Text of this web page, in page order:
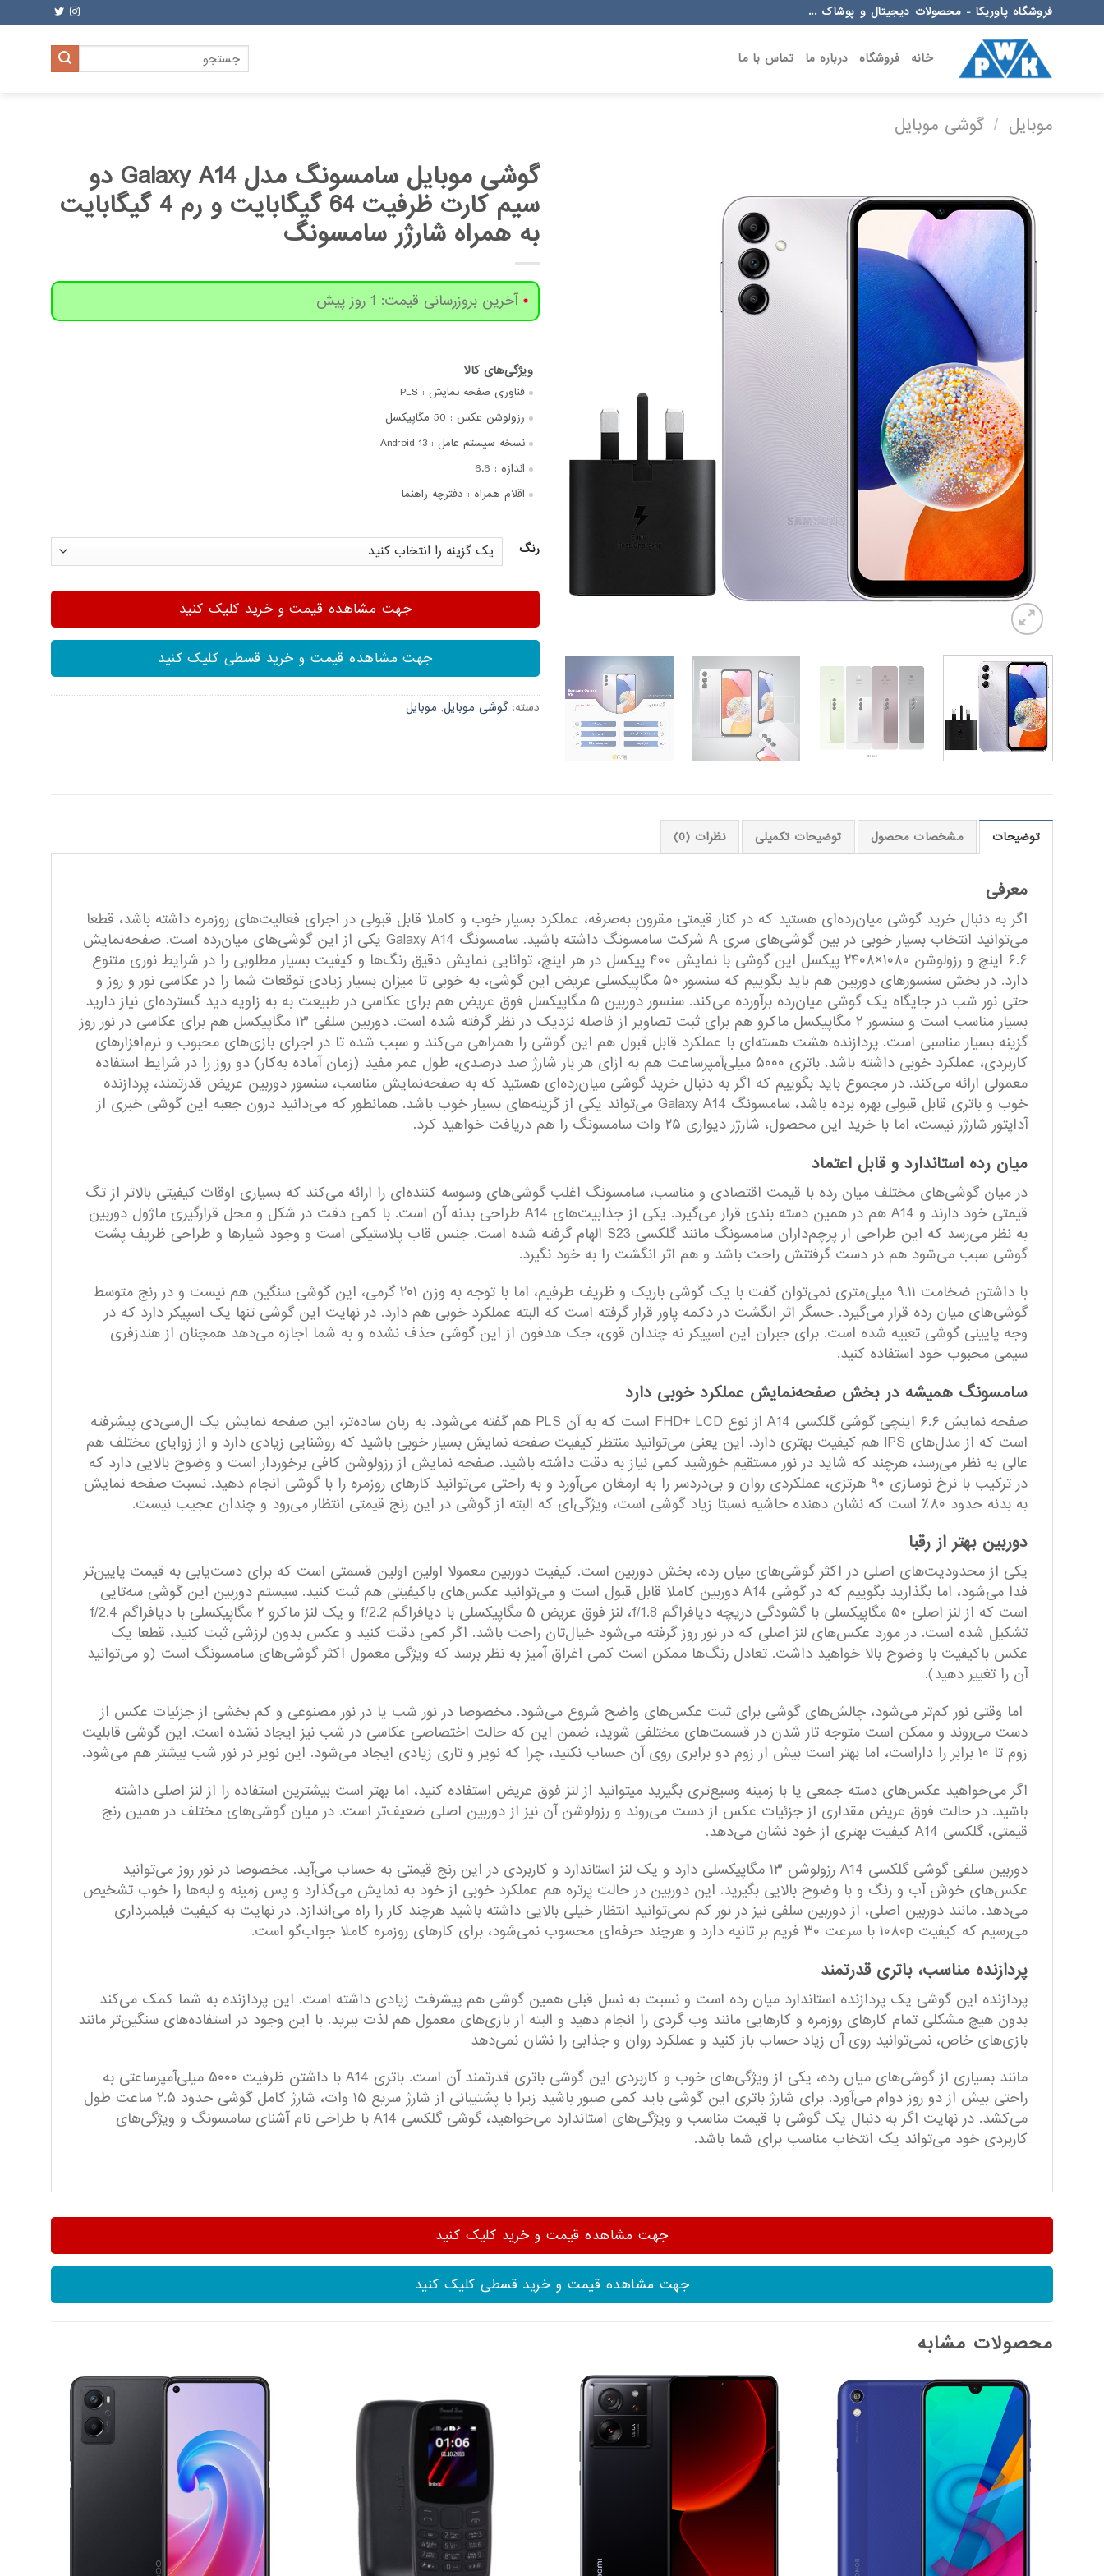
to
فروشگاه پاوریکا - محصولات دیجیتال و پوشاک ...
خانه فروشگاه درباره ما تماس با ما
جستجو
برای:
موبایل / گوشی موبایل
گوشی موبایل سامسونگ مدل Galaxy A14 دو
سیم کارت ظرفیت 64 گیگابایت و رم 4 گیگابایت
به همراه شارژر سامسونگ
آخرین بروزرسانی قیمت: 1 روز پیش
فناوری صفحه‌ نمایش : PLS
رزولوشن عکس : 50 مگاپیکسل
نسخه سیستم عامل : Android 13
اندازه : 6.6
اقلام همراه : دفترچه‌ راهنما
رنگ
جهت مشاهده قیمت و خرید کلیک کنید
جهت مشاهده قیمت و خرید قسطی کلیک کنید
دسته: گوشی موبایل, موبایل
توضیحات مشخصات محصول توضیحات تکمیلی نظرات (0)
معرفی
اگر به دنبال خرید گوشی‌ میان‌رده‌ای هستید که در کنار قیمتی مقرون به‌صرفه، عملکرد بسیار خوب و کاملا قابل قبولی در اجرای فعالیت‌های روزمره داشته باشد، قطعا
می‌توانید انتخاب بسیار خوبی در بین گوشی‌های سری A شرکت سامسونگ داشته باشید. سامسونگ Galaxy A14 یکی از این گوشی‌های میان‌رده است. صفحه‌نمایش
۶.۶ اینچ و رزولوشن ۱۰۸۰×۲۴۰۸ پیکسل این گوشی با نمایش ۴۰۰ پیکسل در هر اینچ، توانایی نمایش دقیق رنگ‌ها و کیفیت بسیار مطلوبی را در شرایط نوری متنوع
دارد. در بخش سنسور‌های دوربین هم باید بگوییم که سنسور ۵۰ مگاپیکسلی عریض این گوشی، به خوبی تا میزان بسیار زیادی توقعات شما را در عکاسی نور و روز و
حتی نور شب در جایگاه یک گوشی میان‌رده بر‌آورده می‌کند. سنسور دوربین ۵ مگاپیکسل فوق عریض هم برای عکاسی در طبیعت به به زاویه دید گسترده‌ای نیاز دارید
بسیار مناسب است و سنسور ۲ مگاپیکسل ماکرو هم برای ثبت تصاویر از فاصله نزدیک در نظر گرفته شده است. دوربین سلفی ۱۳ مگاپیکسل هم برای عکاسی در نور روز
گزینه بسیار مناسبی است. پردازنده هشت هسته‌ای با عملکرد قابل قبول هم این گوشی را همراهی می‌کند و سبب شده تا در اجرای بازی‌های محبوب و نرم‌افزار‌های
کاربردی، عملکرد خوبی داشته باشد. باتری ۵۰۰۰ میلی‌آمپر‌ساعت هم به ازای هر بار شارژ صد درصدی، طول عمر مفید (زمان آماده به‌کار) دو روز را در شرایط استفاده
معمولی ارائه می‌کند. در مجموع باید بگوییم که اگر به دنبال خرید گوشی میان‌رده‌ای هستید که به صفحه‌نمایش مناسب، سنسور دوربین عریض قدرتمند، پردازنده
خوب و باتری قابل قبولی بهره برده باشد، سامسونگ Galaxy A14 می‌تواند یکی از گزینه‌های بسیار خوب باشد. همانطور که می‌دانید درون جعبه این گوشی خبری از
آداپتور شارژر نیست، اما با خرید این محصول، شارژر دیواری ۲۵ وات سامسونگ را هم دریافت خواهید کرد.
میان رده استاندارد و قابل اعتماد
در میان گوشی‌های مختلف میان رده با قیمت اقتصادی و مناسب، سامسونگ اغلب گوشی‌های وسوسه‌ کننده‌ای را ارائه می‌کند که بسیاری اوقات کیفیتی بالاتر از تگ
قیمتی خود دارند و A14 هم در همین دسته بندی قرار می‌گیرد. یکی از جذابیت‌های A14 طراحی بدنه آن است. با کمی دقت در شکل و محل قرارگیری ماژول دوربین
به نظر می‌رسد که این طراحی از پرچم‌داران سامسونگ مانند گلکسی S23 الهام گرفته شده است. جنس قاب پلاستیکی است و وجود شیارها و طراحی ظریف پشت
گوشی سبب می‌شود هم در دست گرفتنش راحت باشد و هم اثر انگشت را به خود نگیرد.
با داشتن ضخامت ۹.۱۱ میلی‌متری نمی‌توان گفت با یک گوشی باریک و ظریف طرفیم، اما با توجه به وزن ۲۰۱ گرمی، این گوشی سنگین هم نیست و در رنج متوسط
گوشی‌های میان رده قرار می‌گیرد. حسگر اثر انگشت در دکمه پاور قرار گرفته است که البته عملکرد خوبی هم دارد. در نهایت این گوشی تنها یک اسپیکر دارد که در
وجه پایینی گوشی تعبیه شده است. برای جبران این اسپیکر نه چندان قوی، جک هدفون از این گوشی حذف نشده و به شما اجازه می‌دهد همچنان از هندزفری
سیمی محبوب خود استفاده کنید.
سامسونگ همیشه در بخش صفحه‌نمایش عملکرد خوبی دارد
صفحه نمایش ۶.۶ اینچی گوشی گلکسی A14 از نوع FHD+ LCD است که به آن PLS هم گفته می‌شود. به زبان ساده‌تر،‌ این صفحه نمایش یک ال‌سی‌دی پیشرفته
است که از مدل‌های IPS هم کیفیت بهتری دارد. این یعنی می‌توانید منتظر کیفیت صفحه نمایش بسیار خوبی باشید که روشنایی زیادی دارد و از زوایای مختلف هم
عالی به نظر می‌رسد، هرچند که شاید در نور مستقیم خورشید کمی نیاز به دقت داشته باشید. صفحه نمایش از رزولوشن کافی برخوردار است و وضوح بالایی دارد که
در ترکیب با نرخ نوسازی ۹۰ هرتزی، عملکردی روان و بی‌دردسر را به ارمغان می‌آورد و به راحتی می‌توانید کارهای روزمره را با گوشی انجام دهید. نسبت صفحه نمایش
به بدنه حدود ۸۰٪ است که نشان دهنده حاشیه نسبتا زیاد گوشی است، ویژگی‌ای که البته از گوشی در این رنج قیمتی انتظار می‌رود و چندان عجیب نیست.
دوربین بهتر از رقبا
یکی از محدودیت‌های اصلی در اکثر گوشی‌های میان رده، بخش دوربین است. کیفیت دوربین معمولا اولین اولین قسمتی است که برای دست‌یابی به قیمت پایین‌تر
فدا می‌شود، اما بگذارید بگوییم که در گوشی A14 دوربین کاملا قابل قبول است و می‌توانید عکس‌های باکیفیتی هم ثبت کنید. سیستم دوربین این گوشی سه‌تایی
است که از لنز اصلی ۵۰ مگاپیکسلی با گشودگی دریچه دیافراگم f/1.8، لنز فوق عریض ۵ مگاپیکسلی با دیافراگم f/2.2 و یک لنز ماکرو ۲ مگاپیکسلی با دیافراگم f/2.4
تشکیل شده است. در مورد عکس‌های لنز اصلی که در نور روز گرفته می‌شود خیال‌تان راحت باشد. اگر کمی دقت کنید و عکس بدون لرزشی ثبت کنید، قطعا یک
عکس باکیفیت با وضوح بالا خواهید داشت. تعادل رنگ‌ها ممکن است کمی اغراق آمیز به نظر برسد که ویژگی معمول اکثر گوشی‌های سامسونگ است (و می‌توانید
آن را تغییر دهید).
اما وقتی نور کم‌تر می‌شود، چالش‌های گوشی برای ثبت عکس‌های واضح شروع می‌شود. مخصوصا در نور شب یا در نور مصنوعی و کم بخشی از جزئیات عکس از
دست می‌روند و ممکن است متوجه تار شدن در قسمت‌های مختلفی شوید، ضمن این که حالت اختصاصی عکاسی در شب نیز ایجاد نشده است. این گوشی قابلیت
زوم تا ۱۰ برابر را داراست، اما بهتر است بیش از زوم دو برابری روی آن حساب نکنید، چرا که نویز و تاری زیادی ایجاد می‌شود. این نویز در نور شب بیشتر هم می‌شود.
اگر می‌خواهید عکس‌های دسته جمعی یا با زمینه وسیع‌تری بگیرید میتوانید از لنز فوق عریض استفاده کنید، اما بهتر است بیشترین استفاده را از لنز اصلی داشته
باشید. در حالت فوق عریض مقداری از جزئیات عکس از دست می‌روند و رزولوشن آن نیز از دوربین اصلی ضعیف‌تر است. در میان گوشی‌های مختلف در همین رنج
قیمتی، گلکسی A14 کیفیت بهتری از خود نشان می‌دهد.
دوربین سلفی گوشی گلکسی A14 رزولوشن ۱۳ مگاپیکسلی دارد و یک لنز استاندارد و کاربردی در این رنج قیمتی به حساب می‌آید. مخصوصا در نور روز می‌توانید
عکس‌های خوش آب و رنگ و با وضوح بالایی بگیرید. این دوربین در حالت پرتره هم عملکرد خوبی از خود به نمایش می‌گذارد و پس زمینه و لبه‌ها را خوب تشخیص
می‌دهد. مانند دوربین اصلی، از دوربین سلفی نیز در نور کم نمی‌توانید انتظار خیلی بالایی داشته باشید هرچند کار را راه می‌اندازد. در نهایت به کیفیت فیلمبرداری
می‌رسیم که کیفیت ۱۰۸۰p با سرعت ۳۰ فریم بر ثانیه دارد و هرچند حرفه‌‌ای محسوب نمی‌شود، برای کارهای روزمره کاملا جواب‌گو است.
پردازنده‌ مناسب، باتری قدرتمند
پردازنده این گوشی یک پردازنده استاندارد میان رده است و نسبت به نسل قبلی همین گوشی هم پیشرفت زیادی داشته است. این پردازنده به شما کمک می‌کند
بدون هیچ مشکلی تمام کارهای روزمره و کارهایی مانند وب گردی را انجام دهید و البته از بازی‌های معمول هم لذت ببرید. با این وجود در استفاده‌های سنگین‌تر مانند
بازی‌های خاص، نمی‌توانید روی آن زیاد حساب باز کنید و عملکرد روان و جذابی را نشان نمی‌دهد
مانند بسیاری از گوشی‌های میان رده، یکی از ویژگی‌های خوب و کاربردی این گوشی باتری قدرتمند آن است. باتری A14 با داشتن ظرفیت ۵۰۰۰ میلی‌آمپرساعتی به
راحتی بیش از دو روز دوام می‌آورد. برای شارژ باتری این گوشی باید کمی صبور باشید زیرا با پشتیبانی از شارژ سریع ۱۵ وات، شارژ کامل گوشی حدود ۲.۵ ساعت طول
می‌کشد. در نهایت اگر به دنبال یک گوشی با قیمت مناسب و ویژگی‌های استاندارد می‌خواهید، گوشی گلکسی A14 با طراحی نام آشنای سامسونگ و ویژگی‌های
کاربردی خود می‌تواند یک انتخاب مناسب برای شما باشد.
جهت مشاهده قیمت و خرید کلیک کنید
جهت مشاهده قیمت و خرید قسطی کلیک کنید
محصولات مشابه